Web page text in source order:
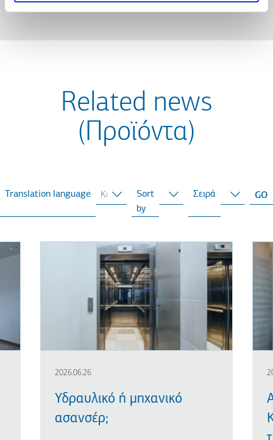
Related news
(Προϊόντα)
Translation language
Sort
by
Σειρά
2026.06.26
Υδραυλικό ή μηχανικό
ασανσέρ;